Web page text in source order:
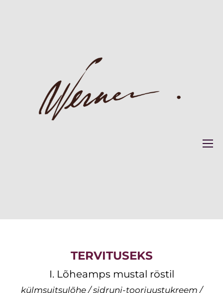
TERVITUSEKS
I. Lõheamps mustal röstil
külmsuitsulõhe / sidruni-toorjuustukreem /